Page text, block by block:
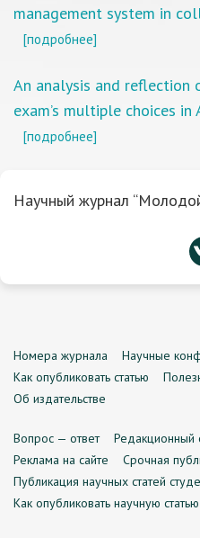
management system in
[подробнее]
An analysis and
exam’s multiple choices in
[подробнее]
Научный журнал
Номера журнала Научные
Как опубликовать статью
Об издательстве
Вопрос — ответ Редакционный
Реклама на сайте
Срочная
Публикация научных статей
Как опубликовать научную